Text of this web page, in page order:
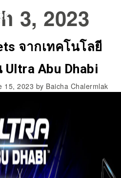
3, 2023
จากเทคโนโลยี
Ultra Abu Dhabi
15, 2023 by Baicha Chalermlak